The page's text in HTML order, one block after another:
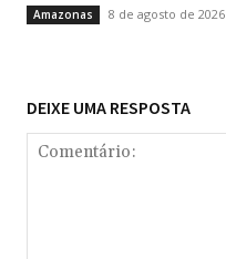
Amazonas 8 de agosto de 2026
DEIXE UMA RESPOSTA